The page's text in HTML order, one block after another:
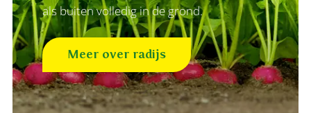
als buiten volledig in de grond.
Meer over radijs